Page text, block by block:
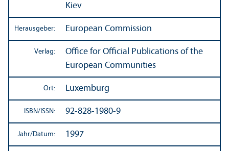
Kiev
Herausgeber: European Commission
Verlag:
Office for Official Publications of the
European Communities
Ort: Luxemburg
ISBN/ ISSN: 92-828-1980-9
Jahr/Datum: 1997